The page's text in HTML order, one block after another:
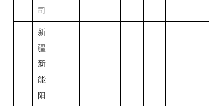
司
新
疆
新
能
阳